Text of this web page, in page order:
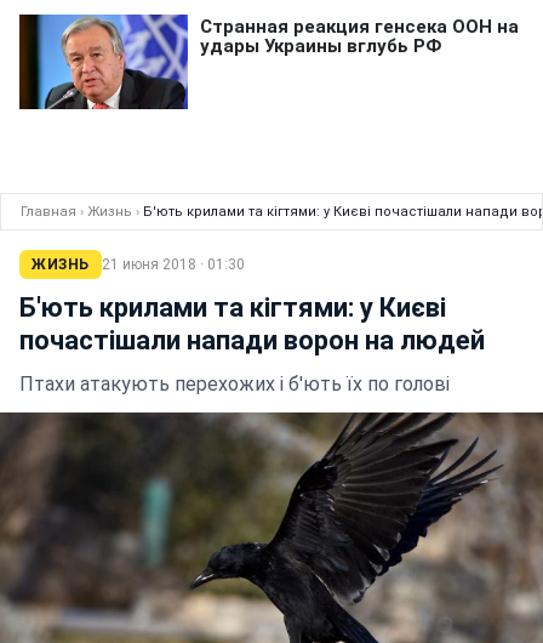
Главная › Жизнь › Б'ють крилами та кігтями: у Києві почастішали напади
ЖИЗНЬ 21 июня 2018 · 01:30
Б'ють крилами та кігтями: у Києві
почастішали напади ворон на людей
Птахи атакують перехожих і б'ють їх по голові